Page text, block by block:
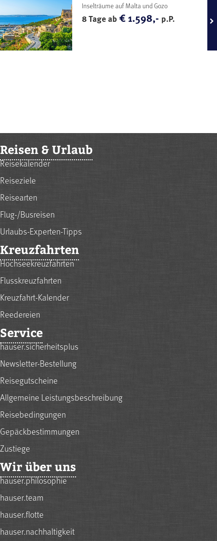
Inselträume auf Malta und Gozo
8 Tage ab€ 1.598,- p.P.
Reisen & Urlaub
Reisekalender
Reiseziele
Reisearten
Flug-/Busreisen
Urlaubs-Experten-Tipps
Kreuzfahrten
Hochseekreuzfahrten
Flusskreuzfahrten
Kreuzfahrt-Kalender
Reedereien
Service
hauser.sicherheitsplus
Newsletter-Bestellung
Reisegutscheine
Allgemeine Leistungsbeschreibung
Reisebedingungen
Gepäckbestimmungen
Zustiege
Wir über uns
hauser.philosophie
hauser.team
hauser.flotte
hauser.nachhaltigkeit